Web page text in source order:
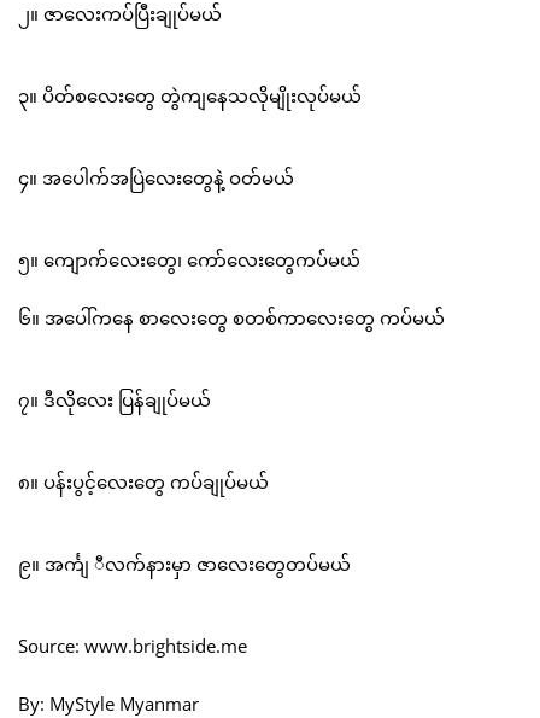
၂။ ဇာလေးကပ်ပြီးချုပ်မယ်
၃။ ပိတ်စလေးတွေ တွဲကျနေသလိုမျိုးလုပ်မယ်
၄။ အပေါက်အပြဲလေးတွေနဲ့ ဝတ်မယ်
၅။ ကျောက်လေးတွေ၊ ကော်လေးတွေကပ်မယ်
၆။ အပေါ်ကနေ စာလေးတွေ စတစ်ကာလေးတွေ ကပ်မယ်
၇။ ဒီလိုလေး ပြန်ချုပ်မယ်
၈။ ပန်းပွင့်လေးတွေ ကပ်ချုပ်မယ်
၉။ အင်္ကျ ီလက်နားမှာ ဇာလေးတွေတပ်မယ်
Source: www.brightside.me
By: MyStyle Myanmar